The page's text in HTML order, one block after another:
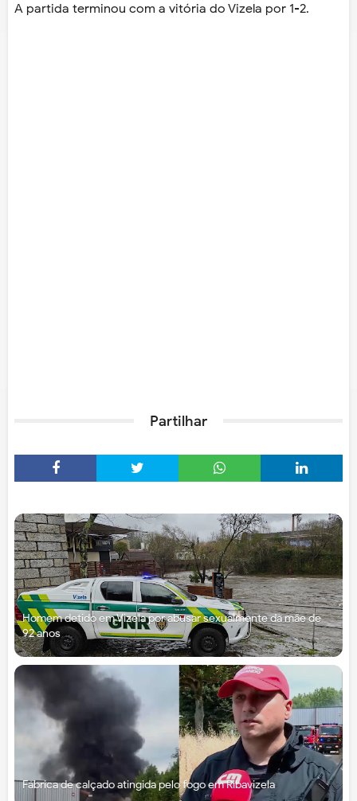
A partida terminou com a vitória do Vizela por 1-2.
Partilhar
Homem detido em Vizela por abusar sexualmente da mãe de
92 anos
Fábrica de calçado atingida pelo fogo em Ribavizela